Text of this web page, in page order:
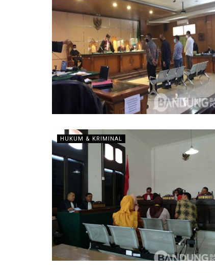
HUKUM & KRIMINAL